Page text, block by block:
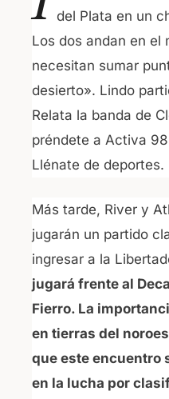
e
b
o
o
k
s
A
p
p
del Plata en un
Los dos andan en el
necesitan sumar
desierto». Lindo
Relata la banda de
préndete a Activa
Llénate de deportes.
Más tarde, River y
jugarán un partido
ingresar a la
jugará frente al
Fierro. La
en tierras del
que este encuentro
en la lucha por